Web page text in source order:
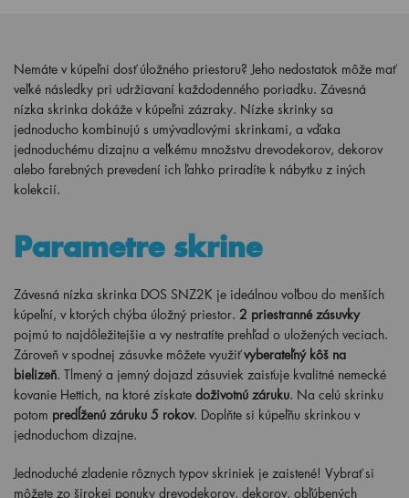
Nemáte v kúpeľni dosť úložného priestoru? Jeho nedostatok môže mať
veľké následky pri udržiavaní každodenného poriadku. Závesná
nízka skrinka dokáže v kúpeľni zázraky. Nízke skrinky sa
jednoducho kombinujú s umývadlovými skrinkami, a vďaka
jednoduchému dizajnu a veľkému množstvu drevodekorov, dekorov
alebo farebných prevedení ich ľahko priradíte k nábytku z iných
kolekcií.
Parametre skrine
Závesná nízka skrinka DOS SNZ2K je ideálnou voľbou do menších
kúpeľní, v ktorých chýba úložný priestor. 2 priestranné zásuvky
pojmú to najdôležitejšie a vy nestratíte prehľad o uložených veciach.
Zároveň v spodnej zásuvke môžete využiťvyberateľný kôš na
bielizeň. Tlmený a jemný dojazd zásuviek zaisťuje kvalitné nemecké
kovanie Hettich, na ktoré získate doživotnú záruku. Na celú skrinku
potom predĺženú záruku 5 rokov. Doplňte si kúpeľňu skrinkou v
jednoduchom dizajne.
Jednoduché zladenie rôznych typov skriniek je zaistené! Vybrať si
môžete zo širokej ponuky drevodekorov, dekorov, obľúbených